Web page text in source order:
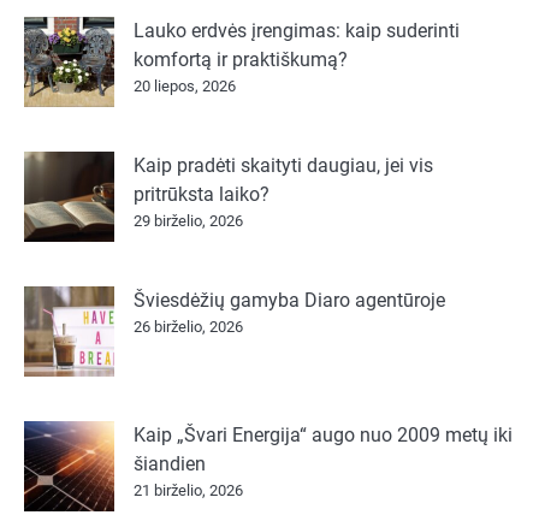
Lauko erdvės įrengimas: kaip suderinti
komfortą ir praktiškumą?
20 liepos, 2026
Kaip pradėti skaityti daugiau, jei vis
pritrūksta laiko?
29 birželio, 2026
Šviesdėžių gamyba Diaro agentūroje
26 birželio, 2026
Kaip „Švari Energija“ augo nuo 2009 metų iki
šiandien
21 birželio, 2026